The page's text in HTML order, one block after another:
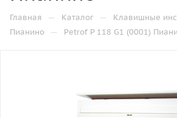
Главная — Каталог — Клавишные
Пианино — Petrof P 118 G1 (0001)